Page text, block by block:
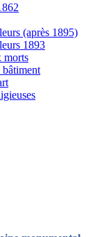
(après 1895)
1893
morts
bâtiment